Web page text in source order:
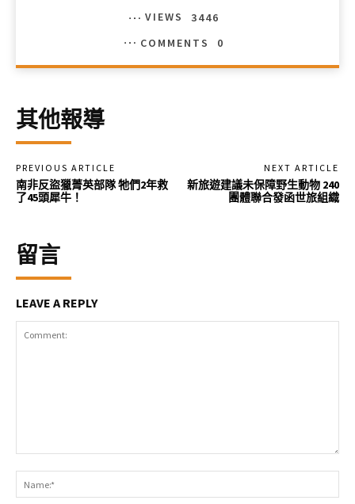
VIEWS
3446
COMMENTS
0
其他報導
PREVIOUS ARTICLE
南非反盜獵菁英部隊 牠們2年救
了45頭犀牛！
NEXT ARTICLE
新旅遊建議未保障野生動物 240
團體聯合發函世旅組織
留言
LEAVE A REPLY